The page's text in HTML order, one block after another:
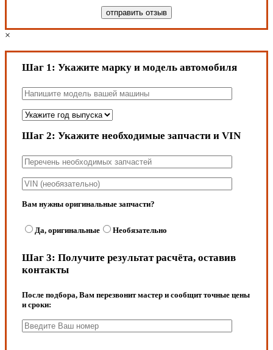
×
Шаг 1: Укажите марку и модель автомобиля
Шаг 2: Укажите необходимые запчасти и VIN
Вам нужны оригинальные запчасти?
Да, оригинальные Необязательно
Шаг 3: Получите результат расчёта, оставив
контакты
После подбора, Вам перезвонит мастер и сообщит точные цены
и сроки: